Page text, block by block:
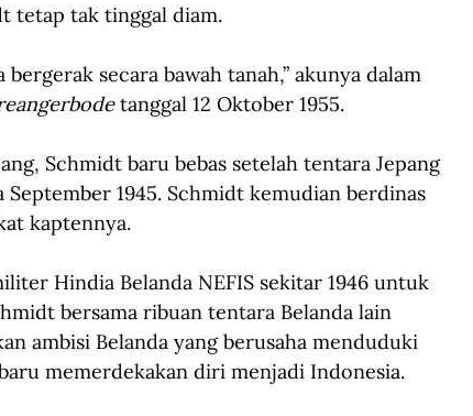
tetap tak tinggal diam.
bergerak secara bawah tanah,” akunya dalam
tanggal 12 Oktober 1955.
Schmidt baru bebas setelah tentara Jepang
1945. Schmidt kemudian berdinas
kaptennya.
Hindia Belanda NEFIS sekitar 1946 untuk
bersama ribuan tentara Belanda lain
ambisi Belanda yang berusaha menduduki
memerdekakan diri menjadi Indonesia.